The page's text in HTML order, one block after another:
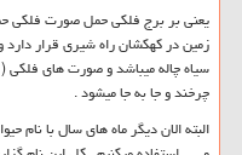
یعنی بر برج فلکی حمل صورت فلکی
زمین در کهکشان راه شیری قرار
سیاه چاله میباشد و صورت های فلکی (
چرخند و جا به جا میشود .
البته الان دیگر ماه های سال با نام